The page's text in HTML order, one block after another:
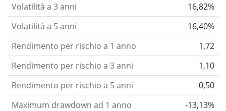
Volatilità a 3 anni
16,82%
Volatilità a 5 anni
16,40%
Rendimento per rischio a 1 anno
1,72
Rendimento per rischio a 3 anni
1,10
Rendimento per rischio a 5 anni
0,50
Maximum drawdown ad 1 anno
-13,13%